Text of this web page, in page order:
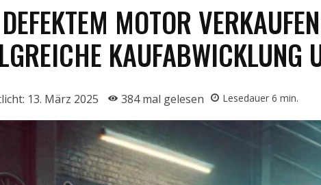
MOTOR
KAUFABWICKLUNG
13. März 2025 384mal gelesen Lesedauer 6 min.